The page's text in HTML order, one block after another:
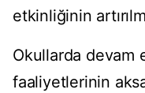
etkinliğinin
Okullarda devam
faaliyetlerinin